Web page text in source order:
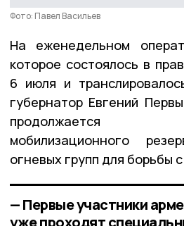
Фото: Павел Васильев
На еженедельном
которое состоялось в
6 июля и
губернатор Евгений
продолжается
мобилизационного
огневых групп для борьбы
— Первые участники
уже проходят